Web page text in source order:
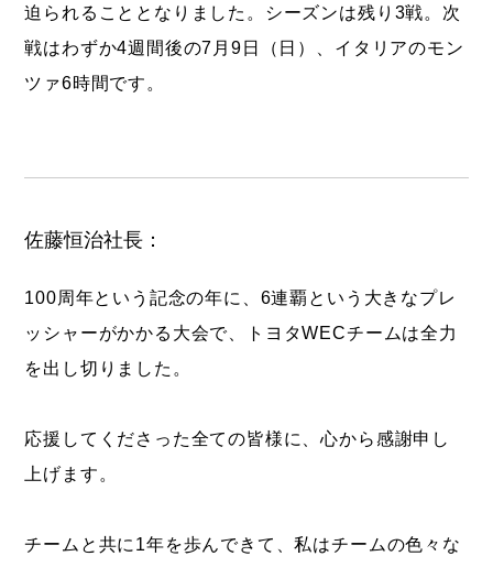
迫られることとなりました。シーズンは残り3戦。次
戦はわずか4週間後の7月9日（日）、イタリアのモン
ツァ6時間です。
佐藤恒治社長：
100周年という記念の年に、6連覇という大きなプレ
ッシャーがかかる大会で、トヨタWECチームは全力
を出し切りました。
応援してくださった全ての皆様に、心から感謝申し
上げます。
チームと共に1年を歩んできて、私はチームの色々な